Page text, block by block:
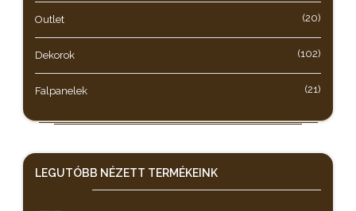
Outlet (20)
Dekorok (102)
Falpanelek (21)
LEGUTÓBB NÉZETT TERMÉKEINK